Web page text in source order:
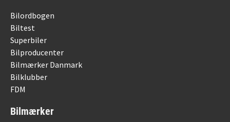
Bilordbogen
Biltest
Superbiler
Bilproducenter
Bilmærker Danmark
Bilklubber
FDM
Bilmærker